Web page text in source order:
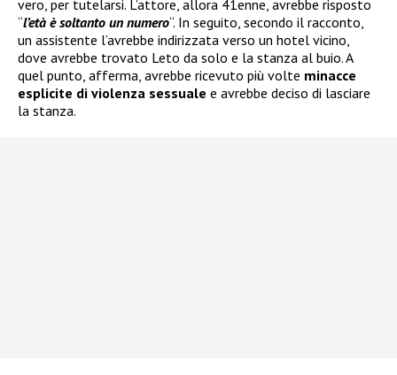
vero, per tutelarsi. L’attore, allora 41enne, avrebbe risposto
“l’età è soltanto un numero“. In seguito, secondo il racconto,
un assistente l’avrebbe indirizzata verso un hotel vicino,
dove avrebbe trovato Leto da solo e la stanza al buio. A
quel punto, afferma, avrebbe ricevuto più volte minacce
esplicite di violenza sessuale e avrebbe deciso di lasciare
la stanza.